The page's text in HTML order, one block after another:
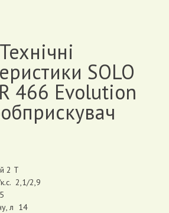
Технічні
SOLO
466 Evolution
2 Т
к.с. 2,1/2,9
л 14